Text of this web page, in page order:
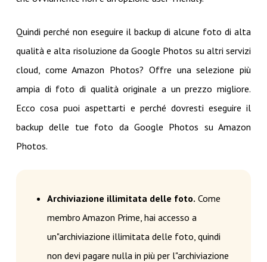
Quindi perché non eseguire il backup di alcune foto di alta
qualità e alta risoluzione da Google Photos su altri servizi
cloud, come Amazon Photos? Offre una selezione più
ampia di foto di qualità originale a un prezzo migliore.
Ecco cosa puoi aspettarti e perché dovresti eseguire il
backup delle tue foto da Google Photos su Amazon
Photos.
Archiviazione illimitata delle foto. Come
membro Amazon Prime, hai accesso a
un"archiviazione illimitata delle foto, quindi
non devi pagare nulla in più per l"archiviazione